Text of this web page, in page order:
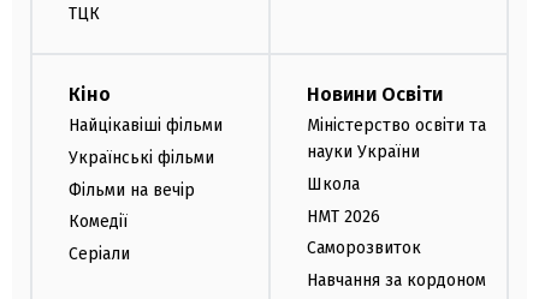
ТЦК
Кіно
Найцікавіші фільми
Українські фільми
Фільми на вечір
Комедії
Серіали
Новини Освіти
Міністерство освіти та
науки України
Школа
НМТ 2026
Саморозвиток
Навчання за кордоном